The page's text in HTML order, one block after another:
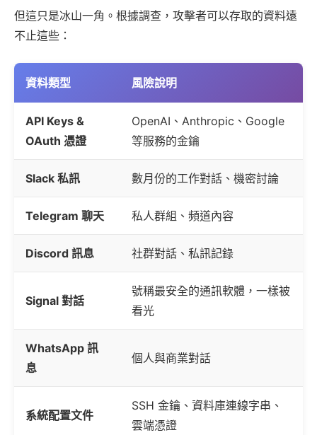
但這只是冰山一角。根據調查，攻擊者可以存取的資料遠
不止這些：
資料類型 風險說明
API Keys &
OAuth 憑證
OpenAI、Anthropic、Google
等服務的金鑰
Slack 私訊 數月份的工作對話、機密討論
Telegram 聊天 私人群組、頻道內容
Discord 訊息 社群對話、私訊記錄
Signal 對話
號稱最安全的通訊軟體，一樣被
看光
WhatsApp 訊
息
個人與商業對話
系統配置文件
SSH 金鑰、資料庫連線字串、
雲端憑證